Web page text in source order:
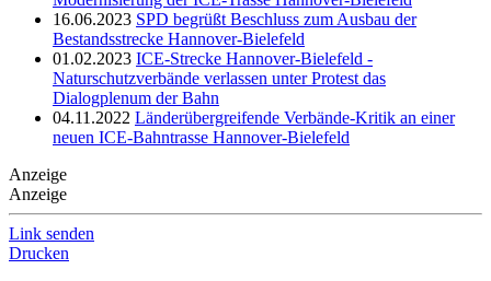
16.06.2023 SPD begrüßt Beschluss zum Ausbau der
Bestandsstrecke Hannover-Bielefeld
01.02.2023 ICE-Strecke Hannover-Bielefeld -
Naturschutzverbände verlassen unter Protest das
Dialogplenum der Bahn
04.11.2022 Länderübergreifende Verbände-Kritik an einer
neuen ICE-Bahntrasse Hannover-Bielefeld
Anzeige
Anzeige
Link senden
Drucken